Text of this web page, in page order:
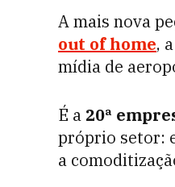
A mais nova
out of home,
mídia de
É a 20ª
próprio setor:
a